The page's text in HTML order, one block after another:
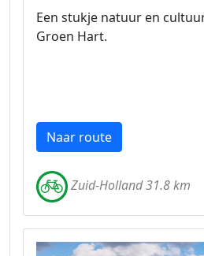
Een stukje natuur en
Groen Hart.
Naar route
Zuid-Holland 31.8 km